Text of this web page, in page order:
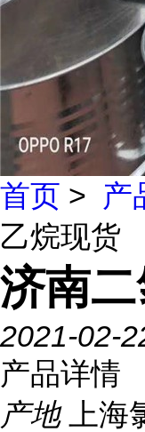
首页 > 产
乙烷现货
济南
2021-02-
产品详情
产地
上